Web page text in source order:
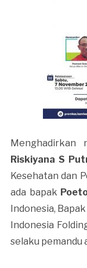
Menghadirkan
Riskiyana S
Kesehatan dan
ada bapak
Indonesia,
Indonesia
selaku pemandu